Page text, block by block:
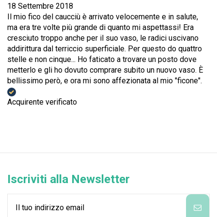
18 Settembre 2018
Il mio fico del caucciù è arrivato velocemente e in salute,
ma era tre volte più grande di quanto mi aspettassi! Era
cresciuto troppo anche per il suo vaso, le radici uscivano
addirittura dal terriccio superficiale. Per questo do quattro
stelle e non cinque... Ho faticato a trovare un posto dove
metterlo e gli ho dovuto comprare subito un nuovo vaso. È
bellissimo però, e ora mi sono affezionata al mio "ficone".
Acquirente verificato
Iscriviti alla Newsletter